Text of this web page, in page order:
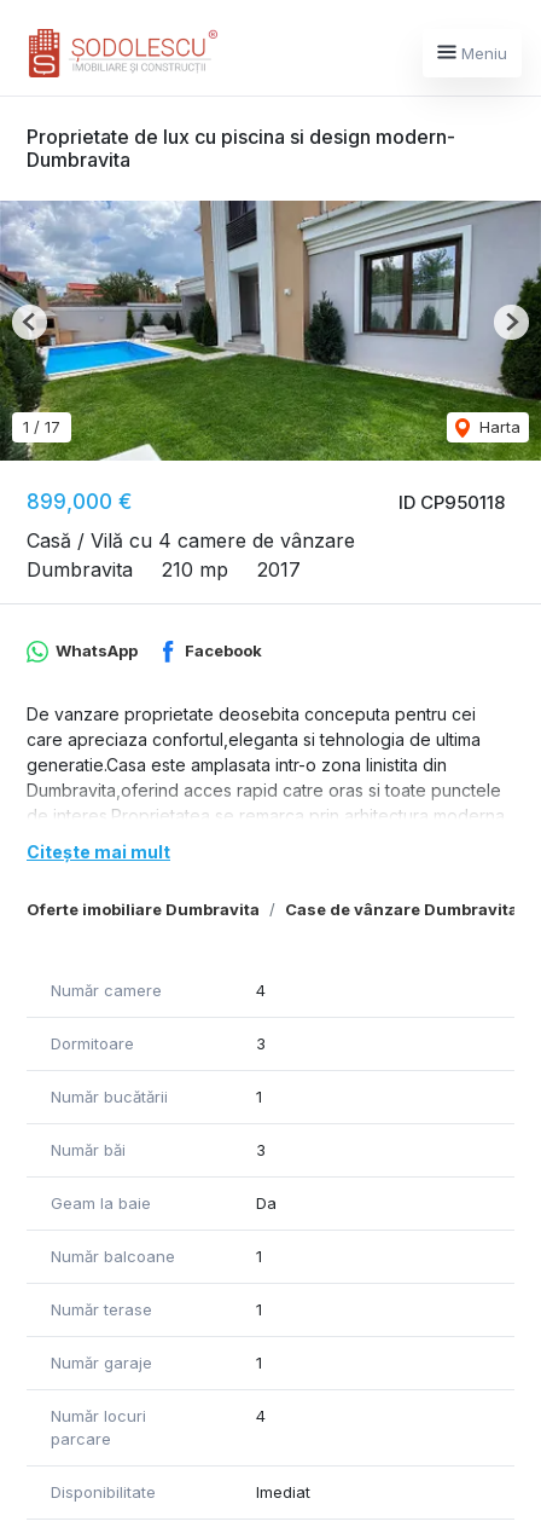
Meniu
Proprietate de lux cu piscina si design modern-
Dumbravita
ID CP950118
899,000 €
Casă / Vilă cu 4 camere de vânzare
Dumbravita
210 mp 2017
1 / 17 Harta
Previous
Oferte imobiliare Dumbravita Case de vânzare Dumbravita
WhatsApp Facebook
De vanzare proprietate deosebita conceputa pentru cei
care apreciaza confortul,eleganta si tehnologia de ultima
generatie.Casa este amplasata intr-o zona linistita din
Dumbravita,oferind acces rapid catre oras si toate punctele
de interes.Proprietatea se remarca prin arhitectura moderna
si finisajele premium,alese cu atentie pentru a crea un
ambient functional.Livingul generos cu deschidere directa
cu electrocasnice performante.
cu finisaje premium,incalzire in
pardoseala,climatizare.Exteriorul este amenajat cu piscina,o
curte frumos amenajata si o terasa care ofera intimitate si
spatiu pentru activitati in aer liber.Aceasta proprietate
reprezinta alegerea ideala pentru cei care cauta un camin
ultramodern si pozitionat intr-o zona buna din Dumbravita.
Citește mai mult
Număr camere 4
Dormitoare 3
Număr bucătării 1
Număr băi 3
Geam la baie Da
Număr balcoane 1
Număr terase 1
Număr garaje 1
Număr locuri
parcare
4
Disponibilitate Imediat